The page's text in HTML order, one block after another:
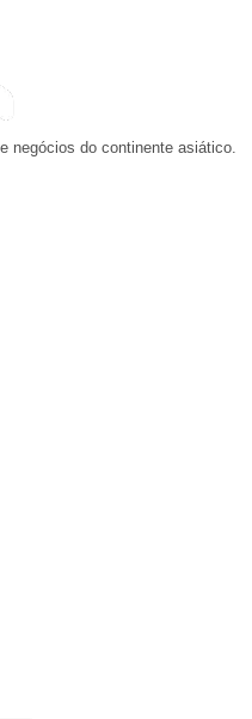
negócios do continente asiático.